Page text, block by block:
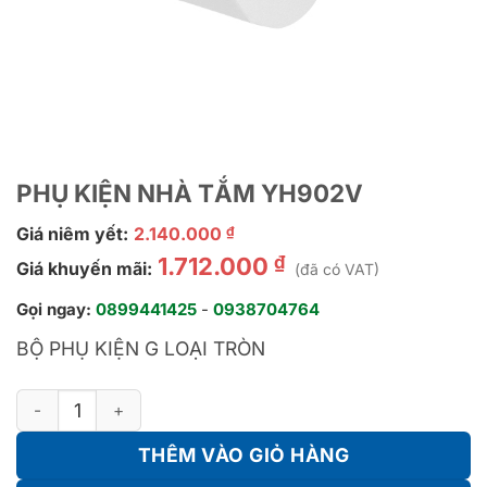
PHỤ KIỆN NHÀ TẮM YH902V
Giá niêm yết: 2.140.000 ₫
Giá khuyến mãi: 1.712.000 ₫ (đã có VAT)
Gọi ngay: 0899441425 - 0938704764
BỘ PHỤ KIỆN G LOẠI TRÒN
PHỤ KIỆN NHÀ TẮM YH902V số lượng
THÊM VÀO GIỎ HÀNG